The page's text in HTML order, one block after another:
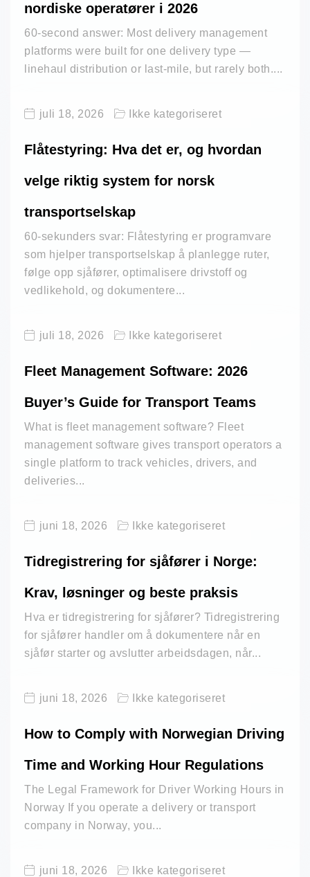
nordiske operatører i 2026
60-second answer: Most delivery management
platforms were built for one delivery type —
linehaul distribution or last-mile, but rarely both....
juli 18, 2026 Ikke kategoriseret
Flåtestyring: Hva det er, og hvordan
velge riktig system for norsk
transportselskap
60-sekunders svar: Flåtestyring er programvare
som hjelper transportselskap å planlegge ruter,
følge opp sjåfører, optimalisere drivstoff og
vedlikehold, og dokumentere...
juli 18, 2026 Ikke kategoriseret
Fleet Management Software: 2026
Buyer’s Guide for Transport Teams
What is fleet management software? Fleet
management software gives transport operators a
single platform to track vehicles, drivers, and
deliveries...
juni 18, 2026 Ikke kategoriseret
Tidregistrering for sjåfører i Norge:
Krav, løsninger og beste praksis
Hva er tidregistrering for sjåfører? Tidregistrering
for sjåfører handler om å dokumentere når en
sjåfør starter og avslutter arbeidsdagen, når...
juni 18, 2026 Ikke kategoriseret
How to Comply with Norwegian Driving
Time and Working Hour Regulations
The Legal Framework for Driver Working Hours in
Norway If you operate a delivery or transport
company in Norway, you...
juni 18, 2026 Ikke kategoriseret